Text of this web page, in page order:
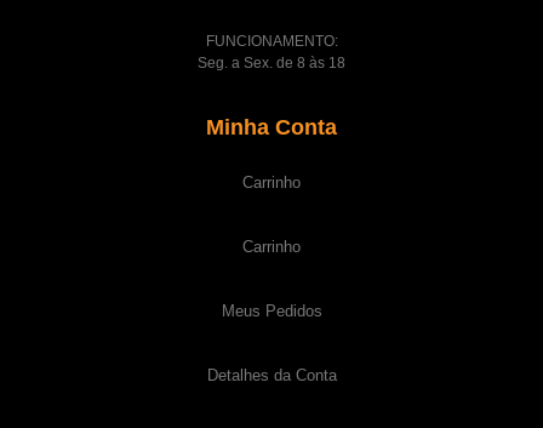
FUNCIONAMENTO:
Seg. a Sex. de 8 às 18
Minha Conta
Carrinho
Carrinho
Meus Pedidos
Detalhes da Conta